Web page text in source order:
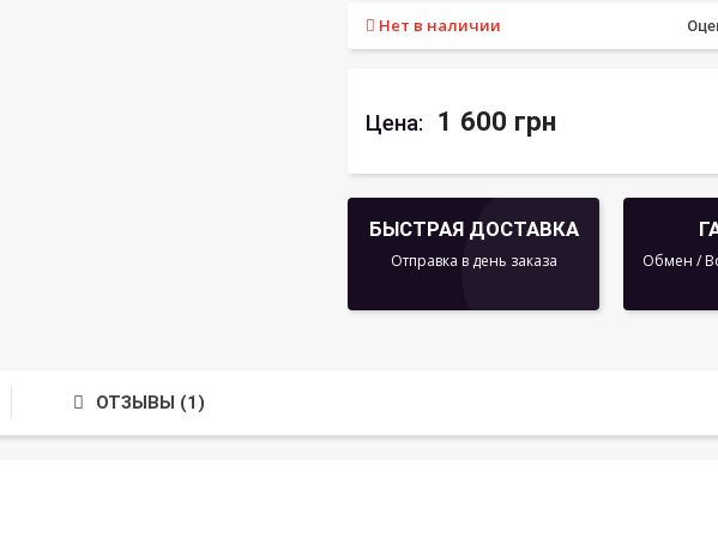
Нет в наличии
Цена: 1 600 грн
БЫСТРАЯ ДОСТАВКА
Отправка в день заказа
Обмен /
ОТЗЫВЫ (1)